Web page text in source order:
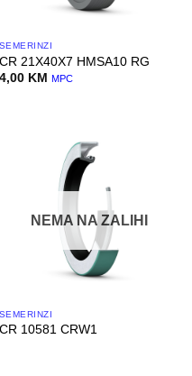
SEMERINZI
CR 21X40X7 HMSA10 RG
4,00 KM MPC
NEMA NA ZALIHI
SEMERINZI
CR 10581 CRW1